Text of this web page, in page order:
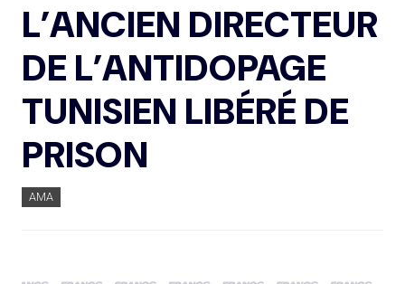
L’ANCIEN DIRECTEUR
DE L’ANTIDOPAGE
TUNISIEN LIBÉRÉ DE
PRISON
AMA